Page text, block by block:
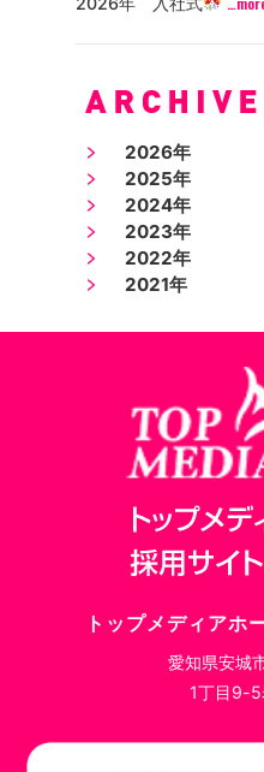
2026年
2025年
2024年
2023年
2022年
2021年
トップメディアホ
愛知県安城
1丁目9-5